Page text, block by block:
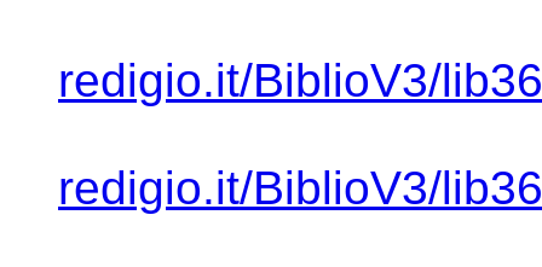
redigio.it/BiblioV3/
redigio.it/BiblioV3/